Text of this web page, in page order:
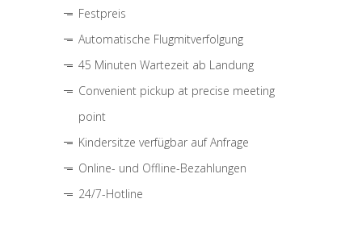
Festpreis
Automatische Flugmitverfolgung
45 Minuten Wartezeit ab Landung
Convenient pickup at precise meeting
point
Kindersitze verfügbar auf Anfrage
Online- und Offline-Bezahlungen
24/7-Hotline